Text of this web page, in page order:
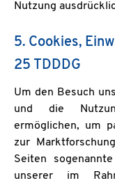
Nutzung
5. Cookies,
25 TDDDG
Um den Besuch
und die
ermöglichen, um
zur
Seiten
unserer im